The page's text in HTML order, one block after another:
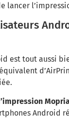
lancer
est tout aussi
Android